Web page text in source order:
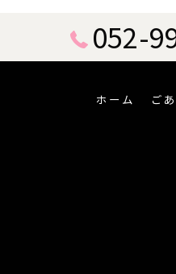
052-
ホーム ご